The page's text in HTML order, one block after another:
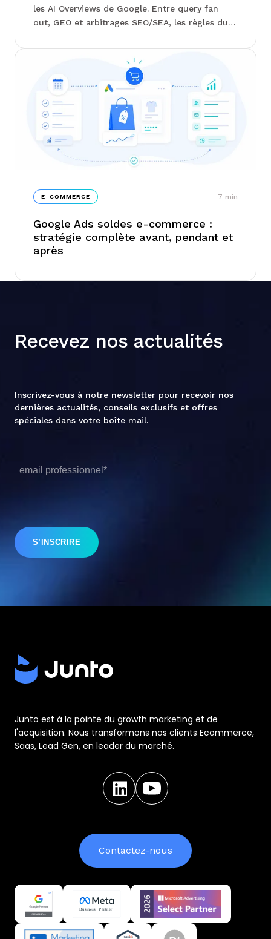
les AI Overviews de Google. Entre query fan
out, GEO et arbitrages SEO/SEA, les règles du
Search Console
E-COMMERCE 7 min
Google Ads soldes e-commerce :
stratégie complète avant, pendant et
après
Recevez nos actualités
Inscrivez-vous à notre newsletter pour recevoir nos
dernières actualités, conseils exclusifs et offres
spéciales dans votre boîte mail.
Junto est à la pointe du growth marketing et de
l'acquisition. Nous transformons nos clients Ecommerce,
Saas, Lead Gen, en leader du marché.
Contactez-nous